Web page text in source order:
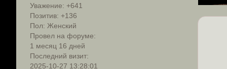
Уважение: +641
Позитив: +136
Пол: Женский
Провел на форуме:
1 месяц 16 дней
Последний визит:
2025-10-27 13:28:01